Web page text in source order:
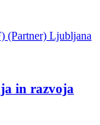
(Partner) Ljubljana
in razvoja